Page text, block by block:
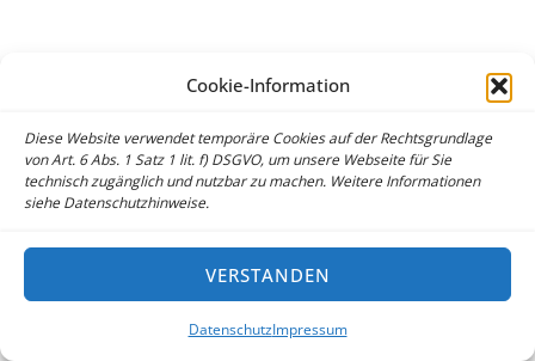
Cookie-Information
Diese Website verwendet temporäre Cookies auf der Rechtsgrundlage
von Art. 6 Abs. 1 Satz 1 lit. f) DSGVO, um unsere Webseite für Sie
technisch zugänglich und nutzbar zu machen. Weitere Informationen
siehe Datenschutzhinweise.
VERSTANDEN
DatenschutzImpressum